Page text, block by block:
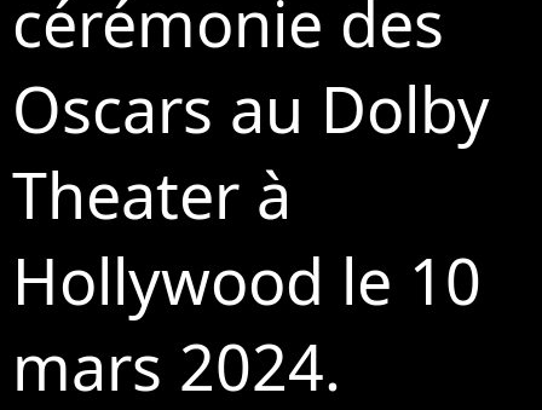
cérémonie des
Oscars au Dolby
Theater à
Hollywood le 10
mars 2024.